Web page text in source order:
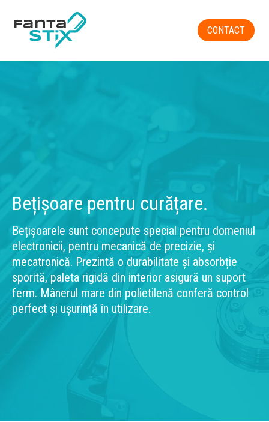
CONTACT
Bețișoare pentru curățare.
Bețișoarele sunt concepute special pentru domeniul
electronicii, pentru mecanică de precizie, și
mecatronică. Prezintă o durabilitate și absorbție
sporită, paleta rigidă din interior asigură un suport
ferm. Mânerul mare din polietilenă conferă control
perfect și ușurință în utilizare.